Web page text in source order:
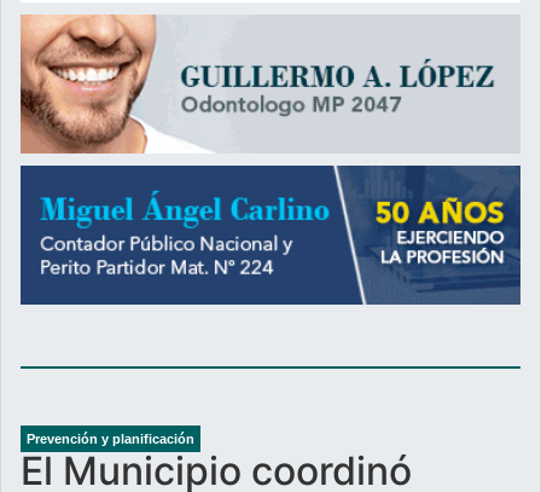
Prevención y planificación
El Municipio coordinó